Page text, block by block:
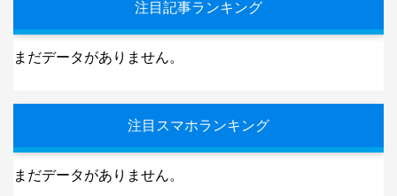
注目記事ランキング
まだデータがありません。
注目スマホランキング
まだデータがありません。